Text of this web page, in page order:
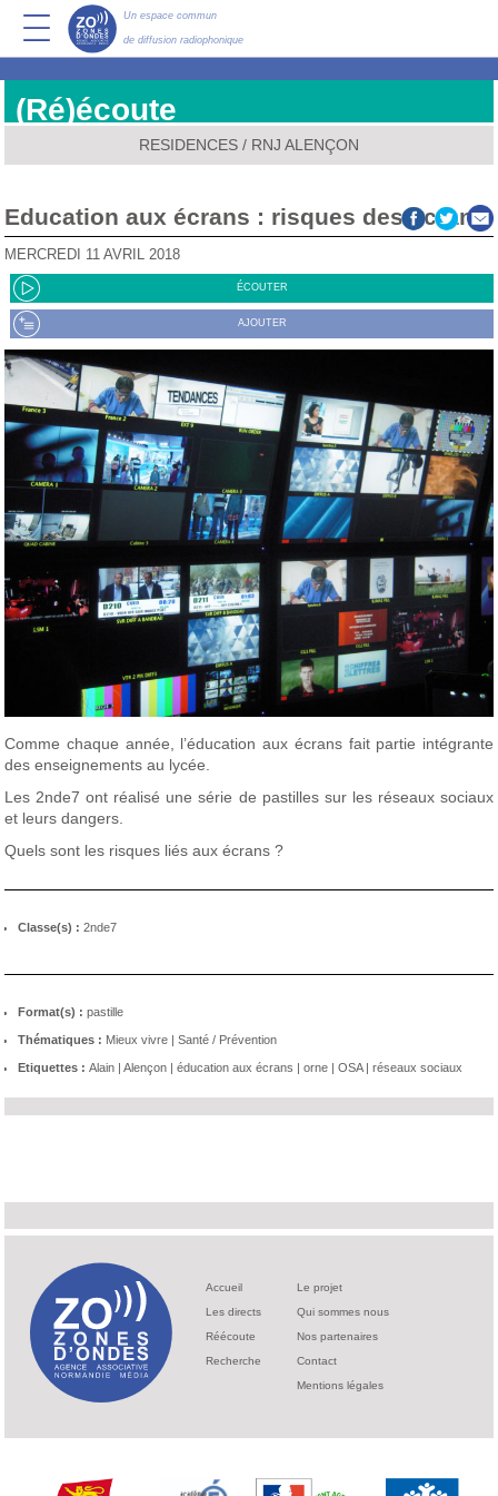
Un espace commun
de diffusion radiophonique
(Ré)écoute
RESIDENCES / RNJ ALENÇON
Education aux écrans : risques des écrans
MERCREDI 11 AVRIL 2018
ÉCOUTER
AJOUTER
Comme chaque année, l’éducation aux écrans fait partie intégrante
des enseignements au lycée.
Les 2nde7 ont réalisé une série de pastilles sur les réseaux sociaux
et leurs dangers.
Quels sont les risques liés aux écrans ?
Classe(s) : 2nde7
Format(s) : pastille
Thématiques : Mieux vivre | Santé / Prévention
Etiquettes : Alain | Alençon | éducation aux écrans | orne | OSA| réseaux sociaux
Accueil
Les directs
Réécoute
Recherche
Le projet
Qui sommes nous
Nos partenaires
Contact
Mentions légales